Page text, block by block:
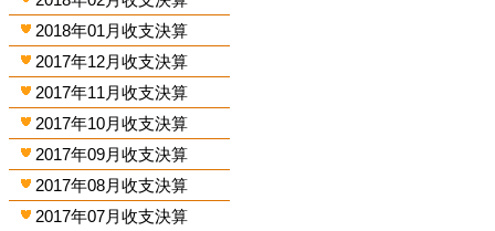
2018年01月收支決算
2017年12月收支決算
2017年11月收支決算
2017年10月收支決算
2017年09月收支決算
2017年08月收支決算
2017年07月收支決算